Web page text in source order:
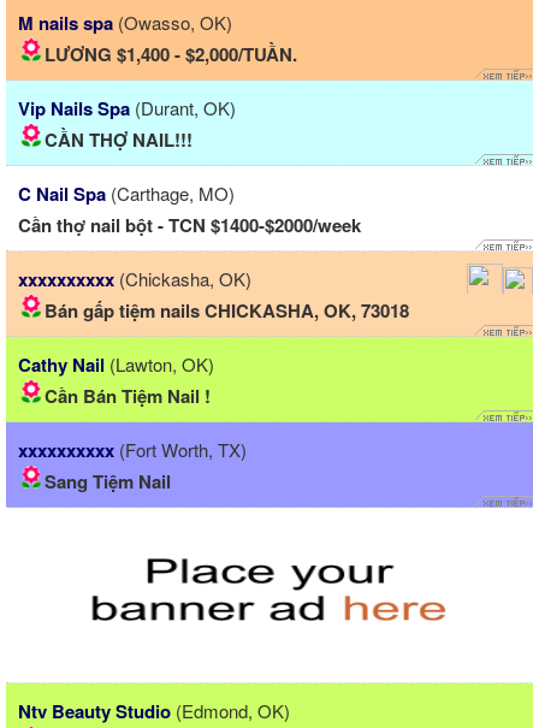
M nails spa (Owasso, OK)
LƯƠNG $1,400 - $2,000/TUẦN.
Vip Nails Spa (Durant, OK)
CẦN THỢ NAIL!!!
C Nail Spa (Carthage, MO)
Cần thợ nail bột - TCN $1400-$2000/week
xxxxxxxxxx (Chickasha, OK)
Bán gấp tiệm nails CHICKASHA, OK, 73018
Cathy Nail (Lawton, OK)
Cần Bán Tiệm Nail !
xxxxxxxxxx (Fort Worth, TX)
Sang Tiệm Nail
Ntv Beauty Studio (Edmond, OK)